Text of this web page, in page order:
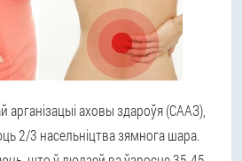
арганізацыі аховы здароўя (СААЗ),
2/3 насельніцтва зямнога шара.